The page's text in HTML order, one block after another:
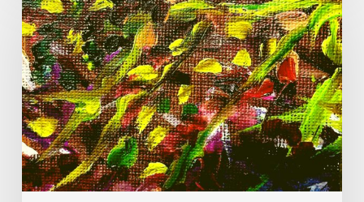
peu
de
Paul
Ricoeur
et
nous